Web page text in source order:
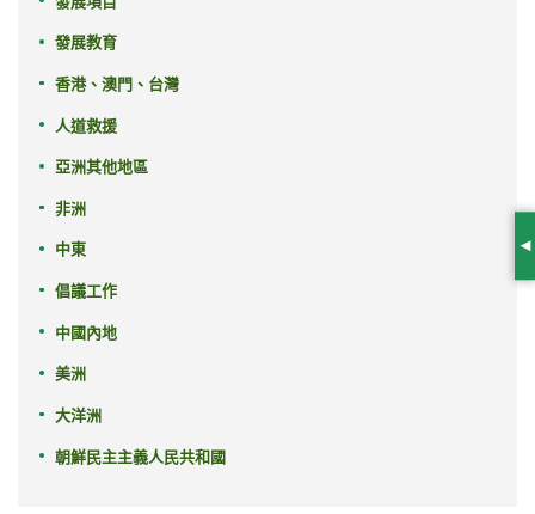
發展教育
香港、澳門、台灣
人道救援
亞洲其他地區
非洲
中東
倡議工作
中國內地
美洲
大洋洲
朝鮮民主主義人民共和國